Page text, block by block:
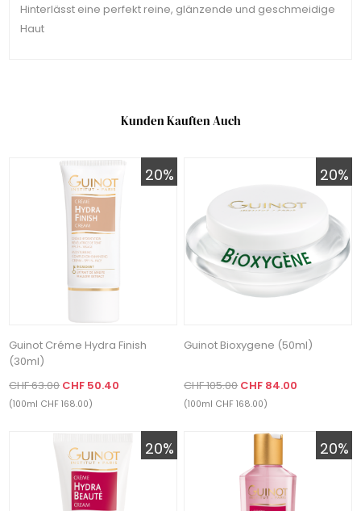
Hinterlässt eine perfekt reine, glänzende und geschmeidige
Haut
Kunden Kauften Auch
20%
Guinot Créme Hydra Finish
(30ml)
CHF 63.00 CHF 50.40
(100ml CHF 168.00)
20%
Guinot Bioxygene (50ml)
CHF 105.00CHF 84.00
(100ml CHF 168.00)
20% 20%